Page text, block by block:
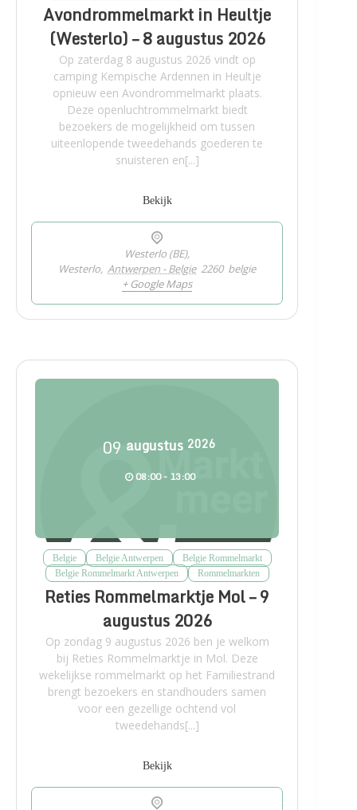
Avondrommelmarkt in Heultje
(Westerlo) – 8 augustus 2026
Op zaterdag 8 augustus 2026 vindt op
camping Kempische Ardennen in Heultje
opnieuw een Avondrommelmarkt plaats.
Deze openluchtrommelmarkt biedt
bezoekers de mogelijkheid om tussen
uiteenlopende tweedehands goederen te
snuisteren en[...]
Bekijk
Westerlo (BE),
Westerlo, Antwerpen - Belgie 2260 belgie
+ Google Maps
09 augustus 2026
08:00 - 13:00
Belgie Belgie Antwerpen
Belgie Rommelmarkt
Belgie Rommelmarkt Antwerpen
Rommelmarkten
Reties Rommelmarktje Mol – 9
augustus 2026
Op zondag 9 augustus 2026 ben je welkom
bij Reties Rommelmarktje in Mol. Deze
wekelijkse rommelmarkt op het Familiestrand
brengt bezoekers en standhouders samen
voor een gezellige ochtend vol
tweedehands[...]
Bekijk